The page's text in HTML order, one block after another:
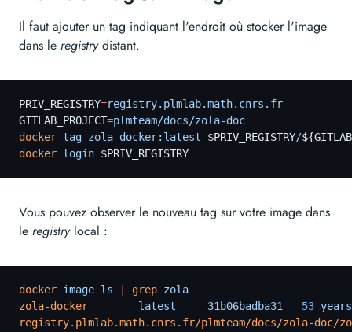
Il faut ajouter un tag indiquant l'endroit où stocker l'image
dans le registrydistant.
PRIV_REGISTRY=registry.plmlab.math.cnrs.fr
GITLAB_PROJECT=plmteam/docs/zola-doc
docker tag zola-docker:latest $PRIV_REGISTRY/
docker login $PRIV_REGISTRY
Vous pouvez observer le nouveau tag sur votre image dans
le registrylocal :
docker image ls grep zola
zola-docker
        latest     31b06badba31
   53
registry.plmlab.math.cnrs.fr/plmteam/docs/zola-doc/